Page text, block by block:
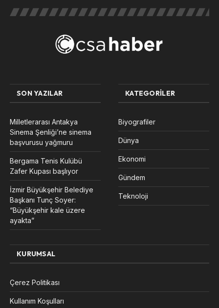
SON YAZILAR
Milletlerarası Antakya
Sinema Şenliği’ne sinema
başvurusu yağmuru
Bergama Tenis Kulübü
Zafer Kupası başlıyor
İzmir Büyükşehir Belediye
Başkanı Tunç Soyer:
“Büyükşehir kale üzere
ayakta”
KATEGORILER
Biyografiler
Dünya
Ekonomi
Gündem
Teknoloji
KURUMSAL
Çerez Politikası
Kullanım Koşulları